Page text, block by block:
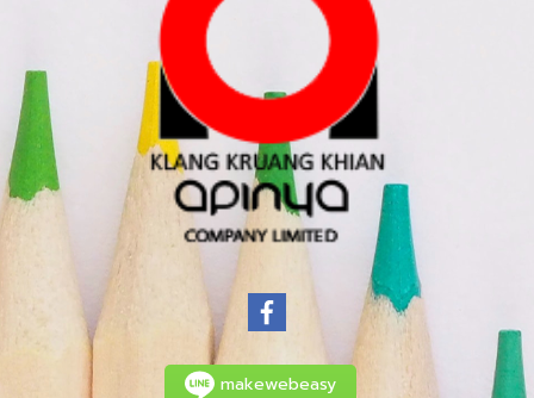
makewebeasy